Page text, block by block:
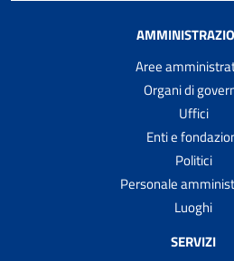
Aree
Organi di
Uffici
Enti e
Politici
Personale
Luoghi
SERVIZI